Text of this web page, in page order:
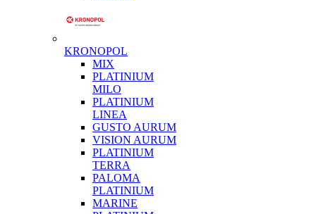
KRONOPOL
MIX
PLATINIUM
MILO
PLATINIUM
LINEA
GUSTO AURUM
VISION AURUM
PLATINIUM
TERRA
PALOMA
PLATINIUM
MARINE